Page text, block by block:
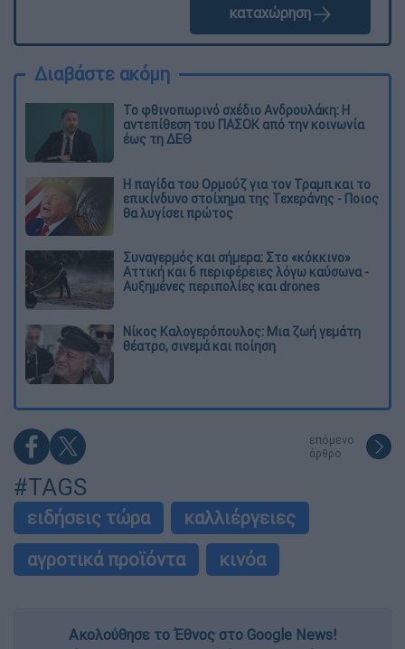
καταχώρηση
Διαβάστε ακόμη
Το φθινοπωρινό σχέδιο Ανδρουλάκη: Η
αντεπίθεση του ΠΑΣΟΚ από την κοινωνία
έως τη ΔΕΘ
Η παγίδα του Ορμούζ για τον Τραμπ και το
επικίνδυνο στοίχημα της Τεχεράνης - Ποιος
θα λυγίσει πρώτος
Συναγερμός και σήμερα: Στο «κόκκινο»
Αττική και 6 περιφέρειες λόγω καύσωνα -
Αυξημένες περιπολίες και drones
Νίκος Καλογερόπουλος: Μια ζωή γεμάτη
θέατρο, σινεμά και ποίηση
επόμενο
άρθρο
#TAGS
ειδήσεις τώρα
καλλιέργειες
αγροτικά προϊόντα
κινόα
Ακολούθησε το Έθνος στο Google News!